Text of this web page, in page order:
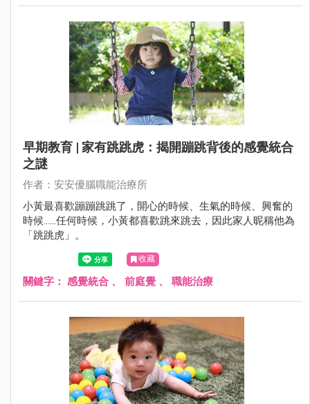
早期教育 | 家有跳跳虎：揭開蹦跳背後的感覺統合
之謎
作者：安安優腦職能治療所
小黃最喜歡蹦蹦跳跳了，開心的時候、生氣的時候、興奮的
時候……任何時候，小黃都喜歡跳來跳去，因此家人昵稱他為
「跳跳虎」。
收藏
關鍵字： 感覺統合 、 前庭覺 、 職能治療